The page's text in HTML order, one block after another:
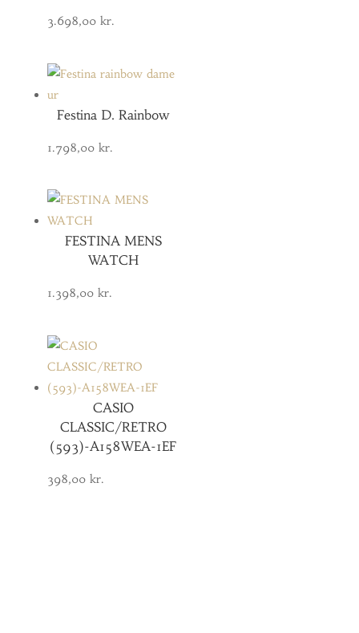
3.698,00 kr.
Festina D. Rainbow
1.798,00 kr.
FESTINA MENS
WATCH
1.398,00 kr.
CASIO
CLASSIC/RETRO
(593)-A158WEA-1EF
398,00 kr.